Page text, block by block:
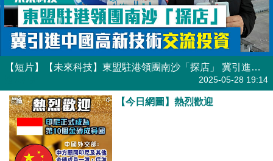
【短片】【未來科技】東盟駐港領團南沙「探店」 冀引進中國高新技術交流投資
2025-05-28 19:14
【今日網圖】熱烈歡迎